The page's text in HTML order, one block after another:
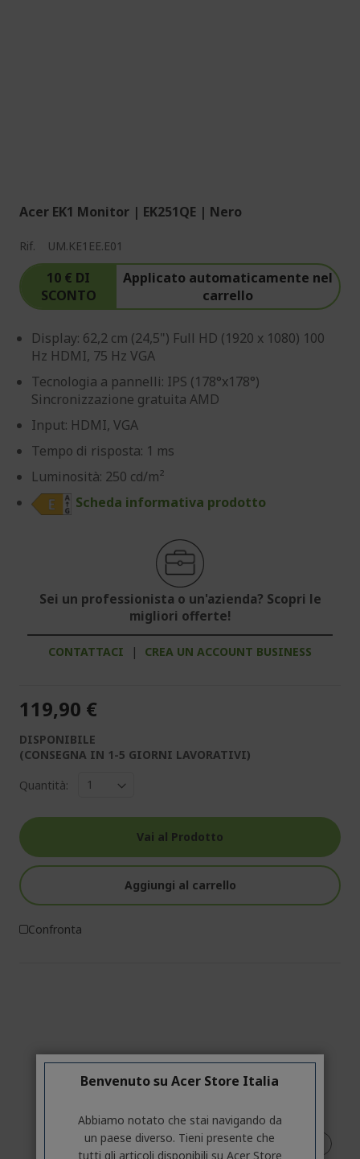
Acer EK1 Monitor | EK251QE | Nero
Rif. UM.KE1EE.E01
10 € DI
SCONTO
Applicato automaticamente nel
carrello
Display: 62,2 cm (24,5") Full HD (1920 x 1080) 100
Hz HDMI, 75 Hz VGA
Tecnologia a pannelli: IPS (178°x178°)
Sincronizzazione gratuita AMD
Input: HDMI, VGA
Tempo di risposta: 1 ms
Luminosità: 250 cd/m²
Scheda informativa prodotto
Sei un professionista o un'azienda? Scopri le
migliori offerte!
CONTATTACI | CREA UN ACCOUNT BUSINESS
119,90 €
DISPONIBILE
(CONSEGNA IN 1-5 GIORNI LAVORATIVI)
Quantità:
Vai al Prodotto
Aggiungi al carrello
Confronta
Benvenuto su Acer Store Italia
Abbiamo notato che stai navigando da
un paese diverso. Tieni presente che
tutti gli articoli disponibili su Acer Store